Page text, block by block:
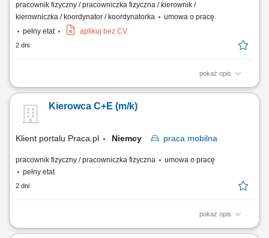
pracownik fizyczny / pracowniczka fizyczna / kierownik /
kierowniczka / koordynator / koordynatorka
umowa o pracę
pełny etat
aplikuj bez CV
2 dni
pokaż opis
Prowadzenie pojazdów ciężarowych o DMC pow. 3,5 t z
budowlanych. Transport gabarytów, maszyn budowlanych oraz
elementów konstrukcyjnych pomiędzy lokalizacjami wykonawczymi.
Kierowca C+E (m/k)
Klient portalu Praca.pl Niemcy praca mobilna
pracownik fizyczny / pracowniczka fizyczna
umowa o pracę
pełny etat
2 dni
pokaż opis
Sprawne prowadzenie zestawu ciężarowego (ciągnik + naczepa